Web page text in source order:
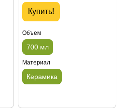
Купить!
Объем
700 мл
Материал
Керамика